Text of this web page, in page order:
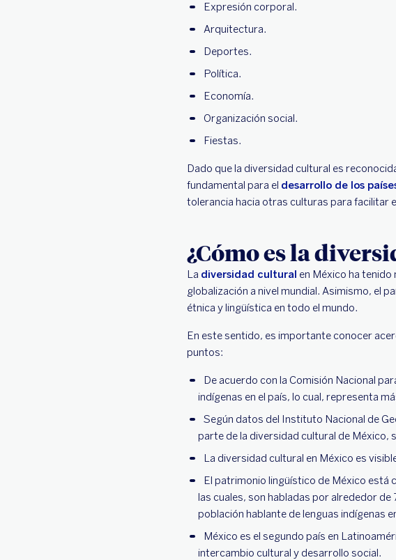
Expresión corporal.
Arquitectura.
Deportes.
Política.
Economía.
Organización social.
Fiestas.
Dado que la diversidad cultural es
fundamental para el desarrollo de los
tolerancia hacia otras culturas para facilitar
¿Cómo es la
La diversidad cultural en México ha
globalización a nivel mundial. Asimismo, el
étnica y lingüística en todo el mundo.
En este sentido, es importante conocer
puntos:
De acuerdo con la Comisión Nacional
indígenas en el país, lo cual, representa
Según datos del Instituto Nacional de
parte de la diversidad cultural de México,
La diversidad cultural en México es
El patrimonio lingüístico de México está
las cuales, son habladas por alrededor
población hablante de lenguas indígenas
México es el segundo país en
intercambio cultural y desarrollo social.